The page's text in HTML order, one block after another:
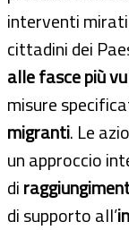
interventi
cittadini dei
alle fasce più
misure
migranti. Le
un approccio
di
di supporto all’